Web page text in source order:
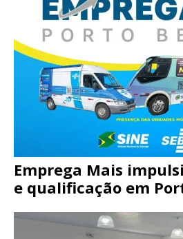
Emprega Mais
e qualificação em